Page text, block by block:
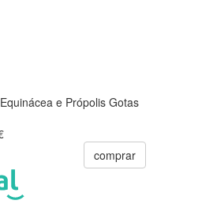
e Própolis Gotas
comprar